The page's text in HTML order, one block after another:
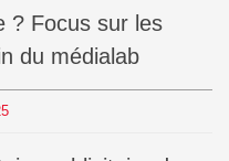
? Focus sur les
du médialab